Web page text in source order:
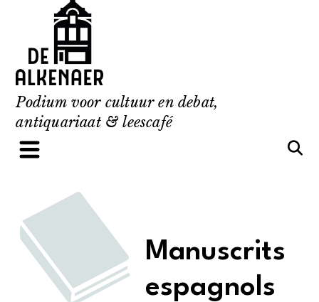
content
Podium voor cultuur en debat,
antiquariaat & leescafé
Manuscrits
espagnols